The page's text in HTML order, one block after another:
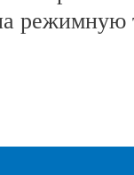
режимную